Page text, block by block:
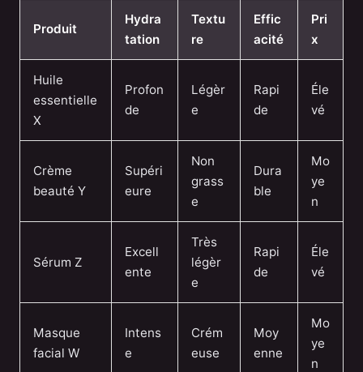
Produit
Hydra
tation
Textu
re
Effic
acité
Pri
x
Huile
essentielle
X
Profon
de
Légèr
e
Rapi
de
Éle
vé
Crème
beauté Y
Supéri
eure
Non
grass
e
Dura
ble
Mo
ye
n
Sérum Z
Excell
ente
Très
légèr
e
Rapi
de
Éle
vé
Masque
facial W
Intens
e
Crém
euse
Moy
enne
Mo
ye
n